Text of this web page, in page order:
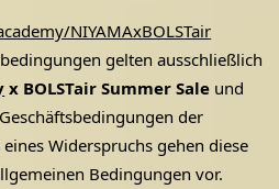
NIYAMAxBOLSTair
gelten ausschließlich
x BOLSTair Summer Sale und
der
Widerspruchs gehen diese
Bedingungen vor.